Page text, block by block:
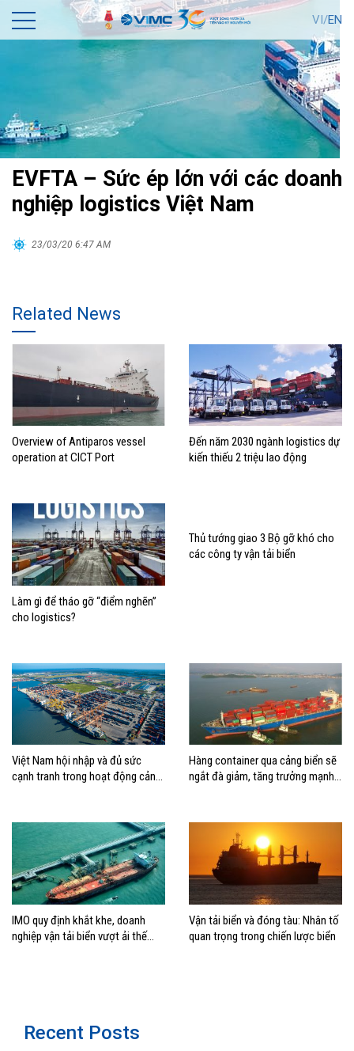
VI/EN
EVFTA – Sức ép lớn với các doanh
nghiệp logistics Việt Nam
23/03/20 6:47 AM
Related News
Overview of Antiparos vessel
operation at CICT Port
Đến năm 2030 ngành logistics dự
kiến thiếu 2 triệu lao động
Làm gì để tháo gỡ “điểm nghẽn”
cho logistics?
Thủ tướng giao 3 Bộ gỡ khó cho
các công ty vận tải biển
Việt Nam hội nhập và đủ sức
cạnh tranh trong hoạt động cảng
Hàng container qua cảng biển sẽ
ngắt đà giảm, tăng trưởng mạnh
IMO quy định khắt khe, doanh
nghiệp vận tải biển vượt ải thế
Vận tải biển và đóng tàu: Nhân tố
quan trọng trong chiến lược biển
Recent Posts